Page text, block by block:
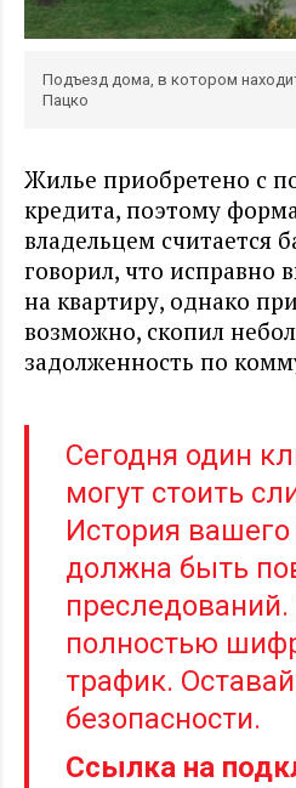
Подъезд дома, в котором
Пацко
Жилье приобретено с
кредита, поэтому
владельцем считается
говорил, что исправно
на квартиру, однако
возможно, скопил
задолженность по
Сегодня один
могут стоить
История вашего
должна быть
преследований.
полностью
трафик.
безопасности.
Ссылка на